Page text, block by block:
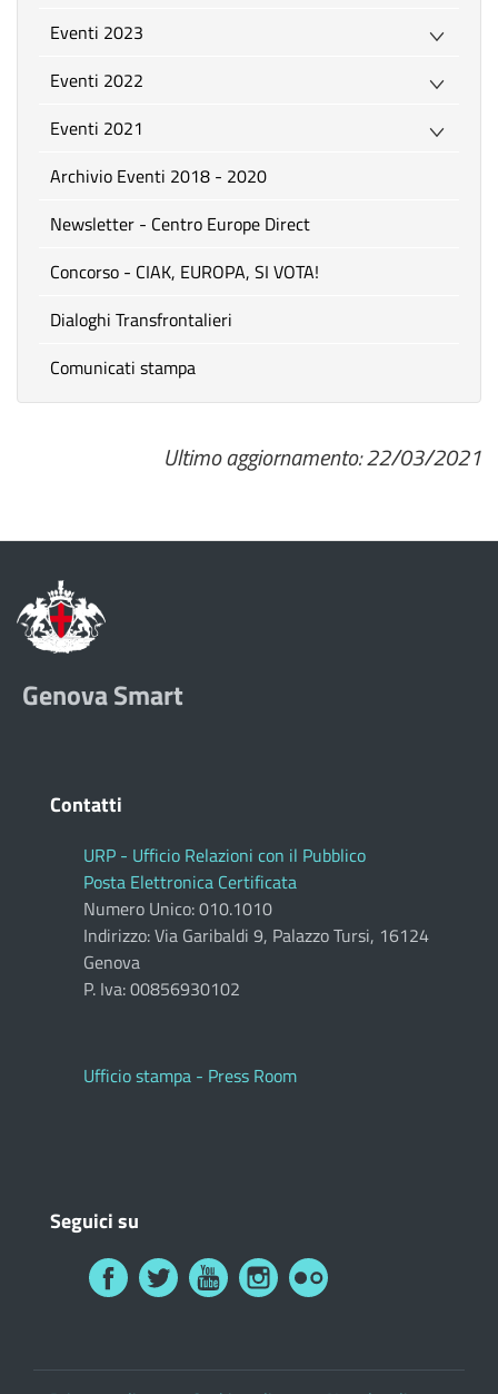
Eventi 2023
Eventi 2022
Eventi 2021
Archivio Eventi 2018 - 2020
Newsletter - Centro Europe Direct
Concorso - CIAK, EUROPA, SI VOTA!
Dialoghi Transfrontalieri
Comunicati stampa
Ultimo aggiornamento: 22/03/2021
Genova Smart
Contatti
URP - Ufficio Relazioni con il Pubblico
Posta Elettronica Certificata
Numero Unico: 010.1010
Indirizzo: Via Garibaldi 9, Palazzo Tursi, 16124
Genova
P. Iva: 00856930102
Ufficio stampa - Press Room
Seguici su